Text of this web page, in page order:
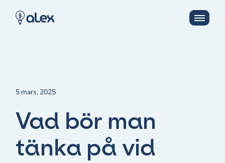
5 mars, 2025
Vad bör man
tänka på vid